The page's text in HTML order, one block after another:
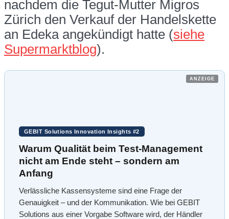
nachdem die Tegut-Mutter Migros
Zürich den Verkauf der Handelskette
an Edeka angekündigt hatte (siehe
Supermarktblog).
GEBIT Solutions Innovation Insights #2
Warum Qualität beim Test-Management
nicht am Ende steht – sondern am
Anfang
Verlässliche Kassensysteme sind eine Frage der
Genauigkeit – und der Kommunikation. Wie bei GEBIT
Solutions aus einer Vorgabe Software wird, der Händler
ANZEIGE